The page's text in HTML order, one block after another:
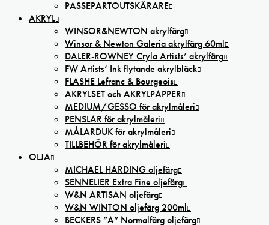
PASSEPARTOUTSKÄRARE
AKRYL
WINSOR&NEWTON akrylfärg
Winsor & Newton Galeria akrylfärg 60ml
DALER-ROWNEY Cryla Artists’ akrylfärg
FW Artists’ Ink flytande akrylbläck
FLASHE Lefranc & Bourgeois
AKRYLSET och AKRYLPAPPER
MEDIUM/GESSO för akrylmåleri
PENSLAR för akrylmåleri
MÅLARDUK för akrylmåleri
TILLBEHÖR för akrylmåleri
OLJA
MICHAEL HARDING oljefärg
SENNELIER Extra Fine oljefärg
W&N ARTISAN oljefärg
W&N WINTON oljefärg 200ml
BECKERS ”A” Normalfärg oljefärg